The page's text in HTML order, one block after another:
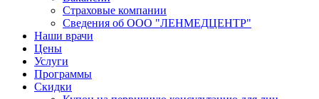
Страховые компании
Сведения об ООО "ЛЕНМЕДЦЕНТР"
Наши врачи
Цены
Услуги
Программы
Скидки